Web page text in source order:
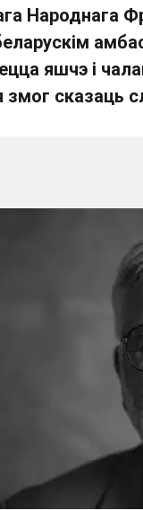
Народнага
яшчэ і
змог сказаць